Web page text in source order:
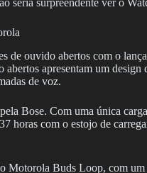
seria surpreendente ver o
de ouvido abertos com o
apresentam um
de voz.
Bose. Com uma única
horas com o estojo de